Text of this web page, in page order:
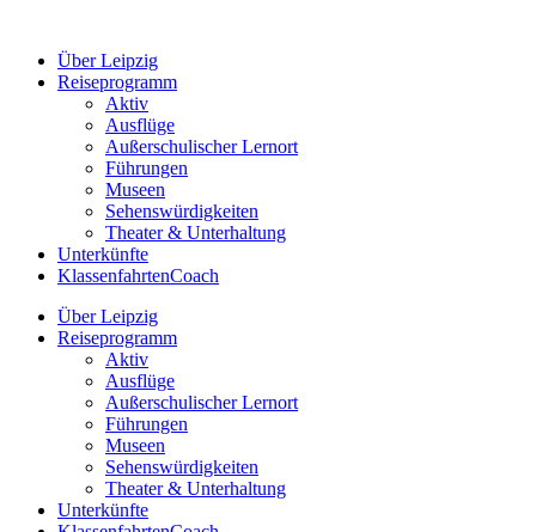
springenÜber Leipzig
Reiseprogramm
Aktiv
Ausflüge
Außerschulischer Lernort
Führungen
Museen
Sehenswürdigkeiten
Theater & Unterhaltung
Unterkünfte
KlassenfahrtenCoach
Über Leipzig
Reiseprogramm
Aktiv
Ausflüge
Außerschulischer Lernort
Führungen
Museen
Sehenswürdigkeiten
Theater & Unterhaltung
Unterkünfte